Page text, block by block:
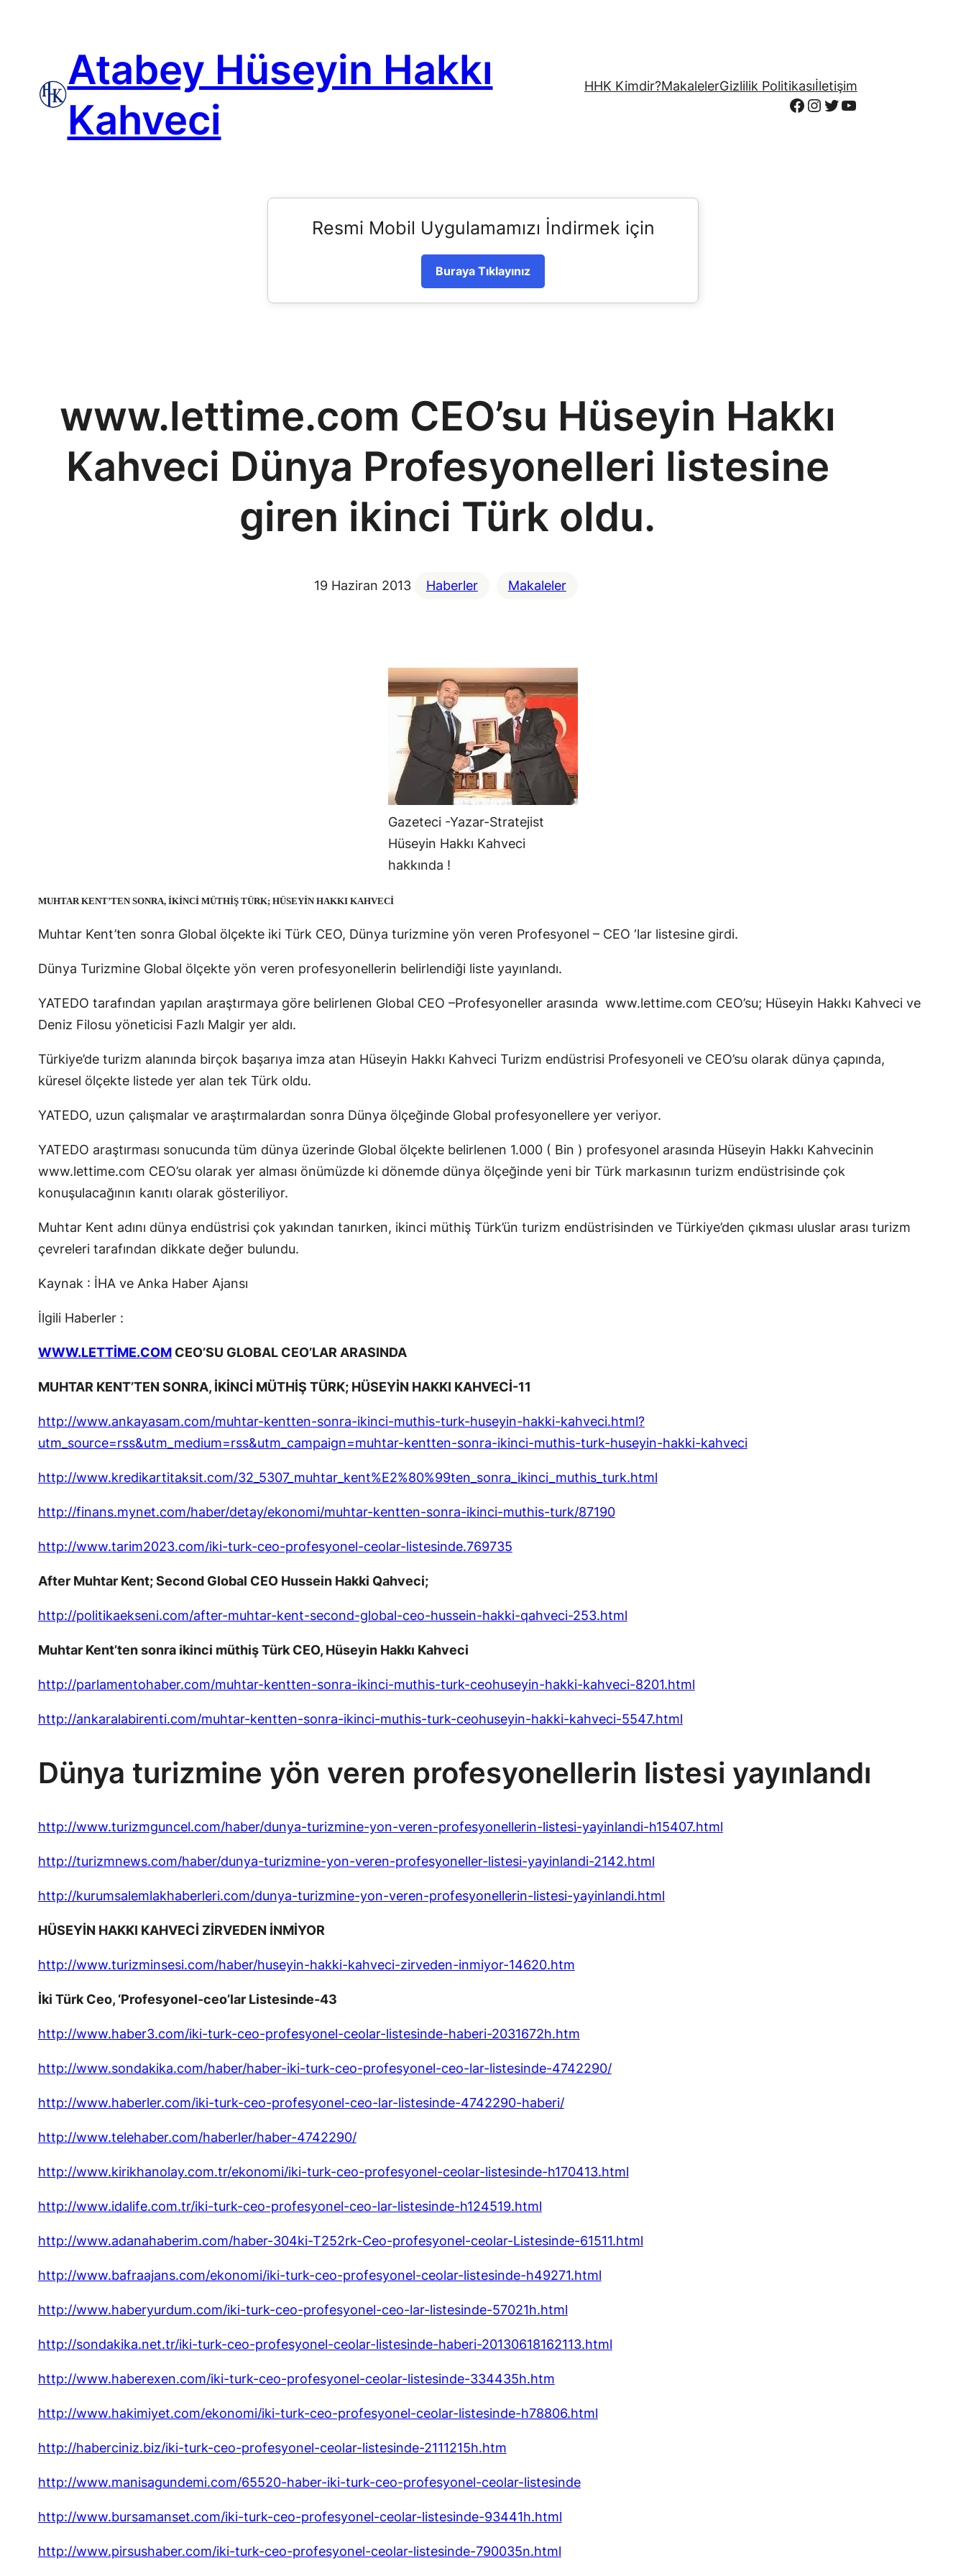
Atabey Hüseyin Hakkı
Kahveci
HHK Kimdir?MakalelerGizlilik Politikasıİletişim
Facebook
Instagram
Twitter
YouTube
Resmi Mobil Uygulamamızı İndirmek için
Buraya Tıklayınız
www.lettime.com CEO’su Hüseyin Hakkı
Kahveci Dünya Profesyonelleri listesine
giren ikinci Türk oldu.
19 Haziran 2013 Haberler Makaleler
Gazeteci -Yazar-Stratejist
Hüseyin Hakkı Kahveci
hakkında !
MUHTAR KENT’TEN SONRA, İKİNCİ MÜTHİŞ TÜRK; HÜSEYİN HAKKI KAHVECİ
Muhtar Kent’ten sonra Global ölçekte iki Türk CEO, Dünya turizmine yön veren Profesyonel – CEO ‘lar listesine girdi.
Dünya Turizmine Global ölçekte yön veren profesyonellerin belirlendiği liste yayınlandı.
YATEDO tarafından yapılan araştırmaya göre belirlenen Global CEO –Profesyoneller arasında www.lettime.com CEO’su; Hüseyin Hakkı Kahveci ve
Deniz Filosu yöneticisi Fazlı Malgir yer aldı.
Türkiye’de turizm alanında birçok başarıya imza atan Hüseyin Hakkı Kahveci Turizm endüstrisi Profesyoneli ve CEO’su olarak dünya çapında,
küresel ölçekte listede yer alan tek Türk oldu.
YATEDO, uzun çalışmalar ve araştırmalardan sonra Dünya ölçeğinde Global profesyonellere yer veriyor.
YATEDO araştırması sonucunda tüm dünya üzerinde Global ölçekte belirlenen 1.000 ( Bin ) profesyonel arasında Hüseyin Hakkı Kahvecinin
www.lettime.com CEO’su olarak yer alması önümüzde ki dönemde dünya ölçeğinde yeni bir Türk markasının turizm endüstrisinde çok
konuşulacağının kanıtı olarak gösteriliyor.
Muhtar Kent adını dünya endüstrisi çok yakından tanırken, ikinci müthiş Türk’ün turizm endüstrisinden ve Türkiye’den çıkması uluslar arası turizm
çevreleri tarafından dikkate değer bulundu.
Kaynak : İHA ve Anka Haber Ajansı
İlgili Haberler :
WWW.LETTİME.COMCEO’SU GLOBAL CEO’LAR ARASINDA
MUHTAR KENT’TEN SONRA, İKİNCİ MÜTHİŞ TÜRK; HÜSEYİN HAKKI KAHVECİ-11
http://www.ankayasam.com/muhtar-kentten-sonra-ikinci-muthis-turk-huseyin-hakki-kahveci.html?
utm_source=rss&utm_medium=rss&utm_campaign=muhtar-kentten-sonra-ikinci-muthis-turk-huseyin-hakki-kahveci
http://www.kredikartitaksit.com/32_5307_muhtar_kent%E2%80%99ten_sonra_ikinci_muthis_turk.html
http://finans.mynet.com/haber/detay/ekonomi/muhtar-kentten-sonra-ikinci-muthis-turk/87190
http://www.tarim2023.com/iki-turk-ceo-profesyonel-ceolar-listesinde.769735
After Muhtar Kent; Second Global CEO Hussein Hakki Qahveci;
http://politikaekseni.com/after-muhtar-kent-second-global-ceo-hussein-hakki-qahveci-253.html
Muhtar Kent’ten sonra ikinci müthiş Türk CEO, Hüseyin Hakkı Kahveci
http://parlamentohaber.com/muhtar-kentten-sonra-ikinci-muthis-turk-ceohuseyin-hakki-kahveci-8201.html
http://ankaralabirenti.com/muhtar-kentten-sonra-ikinci-muthis-turk-ceohuseyin-hakki-kahveci-5547.html
Dünya turizmine yön veren profesyonellerin listesi yayınlandı
http://www.turizmguncel.com/haber/dunya-turizmine-yon-veren-profesyonellerin-listesi-yayinlandi-h15407.html
http://turizmnews.com/haber/dunya-turizmine-yon-veren-profesyoneller-listesi-yayinlandi-2142.html
http://kurumsalemlakhaberleri.com/dunya-turizmine-yon-veren-profesyonellerin-listesi-yayinlandi.html
HÜSEYİN HAKKI KAHVECİ ZİRVEDEN İNMİYOR
http://www.turizminsesi.com/haber/huseyin-hakki-kahveci-zirveden-inmiyor-14620.htm
İki Türk Ceo, ‘Profesyonel-ceo’lar Listesinde-43
http://www.haber3.com/iki-turk-ceo-profesyonel-ceolar-listesinde-haberi-2031672h.htm
http://www.sondakika.com/haber/haber-iki-turk-ceo-profesyonel-ceo-lar-listesinde-4742290/
http://www.haberler.com/iki-turk-ceo-profesyonel-ceo-lar-listesinde-4742290-haberi/
http://www.telehaber.com/haberler/haber-4742290/
http://www.kirikhanolay.com.tr/ekonomi/iki-turk-ceo-profesyonel-ceolar-listesinde-h170413.html
http://www.idalife.com.tr/iki-turk-ceo-profesyonel-ceo-lar-listesinde-h124519.html
http://www.adanahaberim.com/haber-304ki-T252rk-Ceo-profesyonel-ceolar-Listesinde-61511.html
http://www.bafraajans.com/ekonomi/iki-turk-ceo-profesyonel-ceolar-listesinde-h49271.html
http://www.haberyurdum.com/iki-turk-ceo-profesyonel-ceo-lar-listesinde-57021h.html
http://sondakika.net.tr/iki-turk-ceo-profesyonel-ceolar-listesinde-haberi-20130618162113.html
http://www.haberexen.com/iki-turk-ceo-profesyonel-ceolar-listesinde-334435h.htm
http://www.hakimiyet.com/ekonomi/iki-turk-ceo-profesyonel-ceolar-listesinde-h78806.html
http://haberciniz.biz/iki-turk-ceo-profesyonel-ceolar-listesinde-2111215h.htm
http://www.manisagundemi.com/65520-haber-iki-turk-ceo-profesyonel-ceolar-listesinde
http://www.bursamanset.com/iki-turk-ceo-profesyonel-ceolar-listesinde-93441h.html
http://www.pirsushaber.com/iki-turk-ceo-profesyonel-ceolar-listesinde-790035n.html